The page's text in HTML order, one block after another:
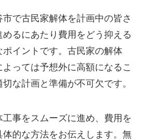
で古民家解体を計画中の皆さ
るにあたり費用をどう抑える
イントです。古民家の解体
っては予想外に高額になるこ
な計画と準備が不可欠です。
事をスムーズに進め、費用を
的な方法をお伝えします。無